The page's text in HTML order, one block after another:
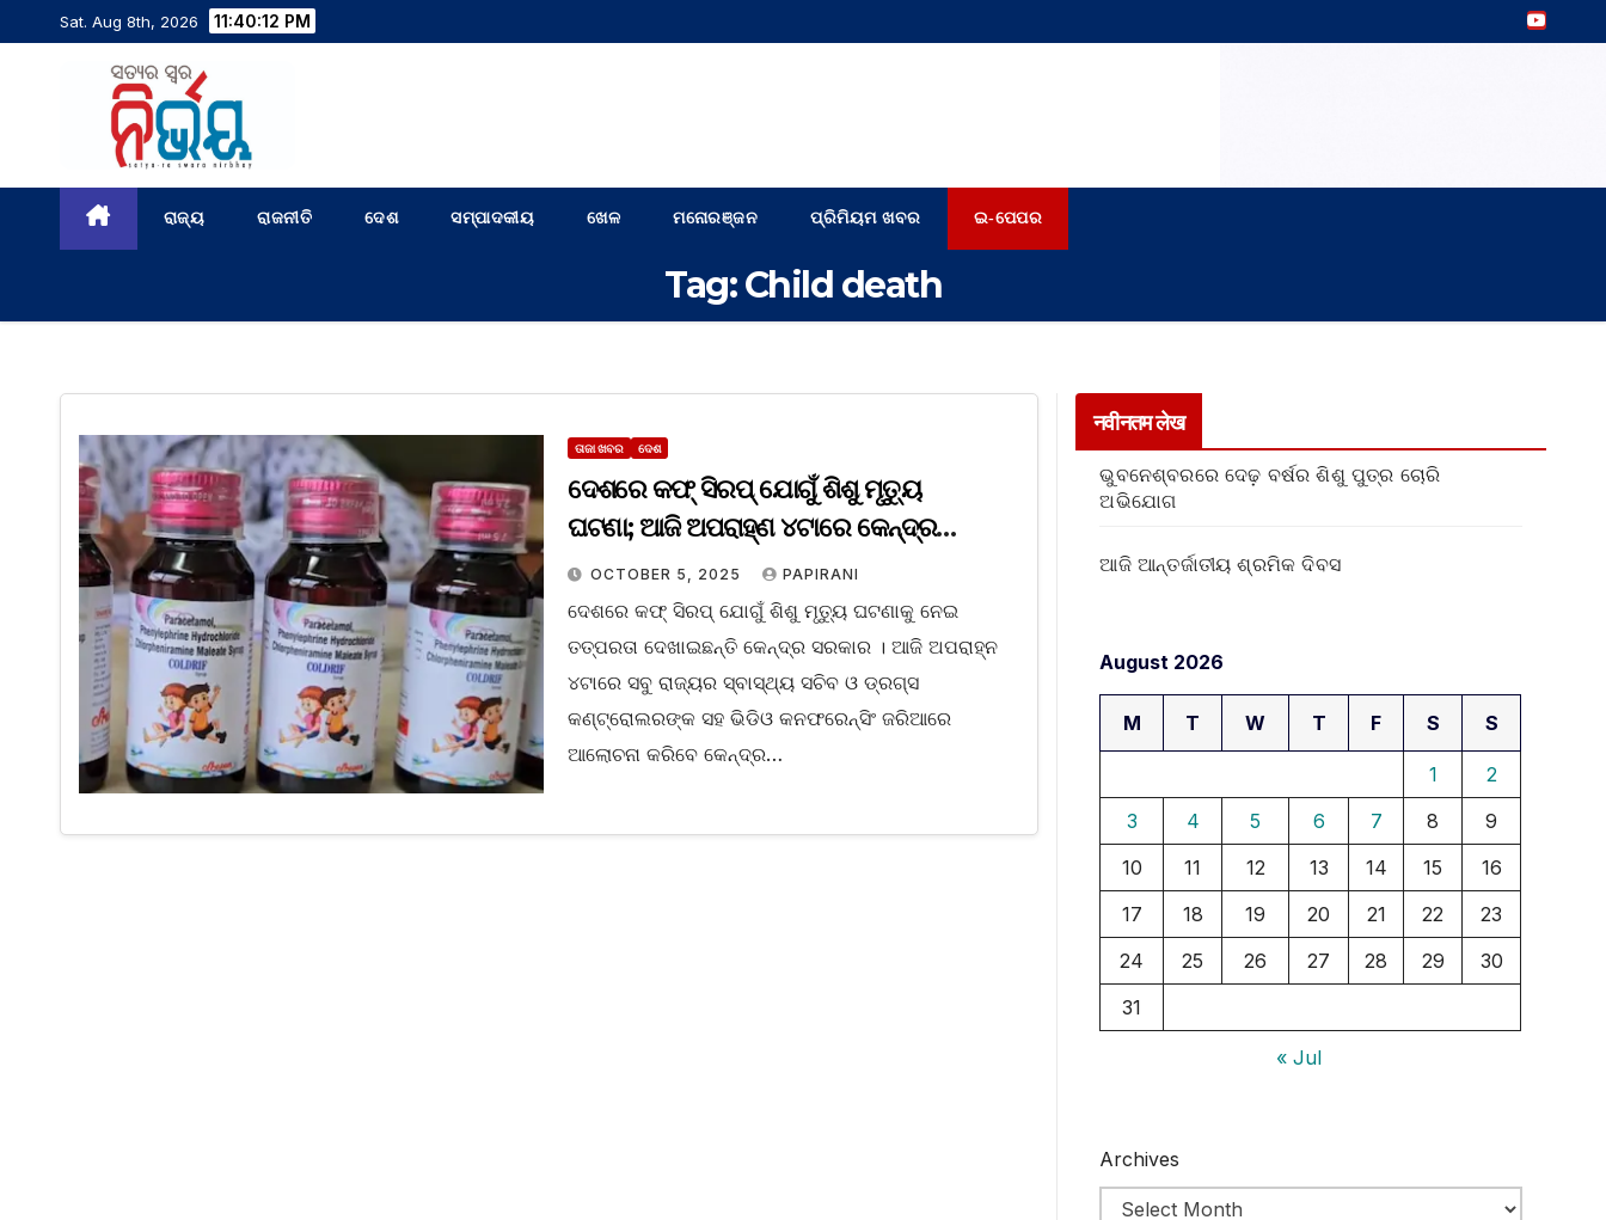
Sat. Aug 8th, 2026 11:40:13 PM
ରାଜ୍ୟ ରାଜନୀତି ଦେଶ ସମ୍ପାଦକୀୟ ଖେଳ ମନୋରଞ୍ଜନ ପ୍ରିମିୟମ ଖବର ଇ-ପେପର
Tag:Child death
ତାଜା ଖବର ଦେଶ
ଦେଶରେ କଫ୍ ସିରପ୍ ଯୋଗୁଁ ଶିଶୁ ମୃତ୍ୟୁ
ଘଟଣା; ଆଜି ଅପରାହ୍ଣ ୪ଟାରେ କେନ୍ଦ୍ର
ସ୍ୱାସ୍ଥ୍ୟ ସଚିବଙ୍କ ଜରୁରୀ ବୈଠକ
OCTOBER 5, 2025 PAPIRANI
ଦେଶରେ କଫ୍ ସିରପ୍ ଯୋଗୁଁ ଶିଶୁ ମୃତ୍ୟୁ ଘଟଣାକୁ ନେଇ
ତତ୍ପରତା ଦେଖାଇଛନ୍ତି କେନ୍ଦ୍ର ସରକାର । ଆଜି ଅପରାହ୍ନ
୪ଟାରେ ସବୁ ରାଜ୍ୟର ସ୍ବାସ୍ଥ୍ୟ ସଚିବ ଓ ଡ୍ରଗ୍ସ
କଣ୍ଟ୍ରୋଲରଙ୍କ ସହ ଭିଡିଓ କନଫରେନ୍ସିଂ ଜରିଆରେ
ଆଲୋଚନା କରିବେ କେନ୍ଦ୍ର…
नवीनतम लेख
ଭୁବନେଶ୍ବରରେ ଦେଢ଼ ବର୍ଷର ଶିଶୁ ପୁତ୍ର ଚୋରି
ଅଭିଯୋଗ
ଆଜି ଆନ୍ତର୍ଜାତୀୟ ଶ୍ରମିକ ଦିବସ
August 2026
M T W T F S S
1
2
3
4 5 6 7 8
9
10
11 12 13 14 15
16
17
18 19 20 21 22
23
24
25 26 27 28 29
30
31
« Jul
Archives